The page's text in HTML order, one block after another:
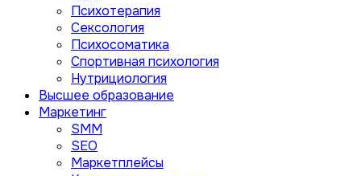
Психотерапия
Сексология
Психосоматика
Спортивная психология
Нутрициология
Высшее образование
Маркетинг
SMM
SEO
Маркетплейсы